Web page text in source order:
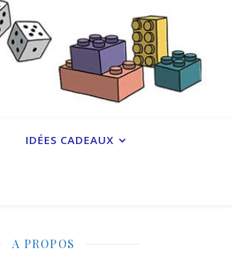
IDÉES CADEAUX
A PROPOS